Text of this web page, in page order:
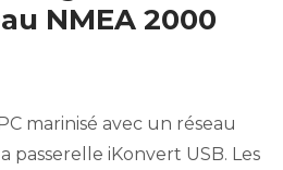
NMEA 2000
marinisé avec un réseau
passerelle iKonvert USB. Les